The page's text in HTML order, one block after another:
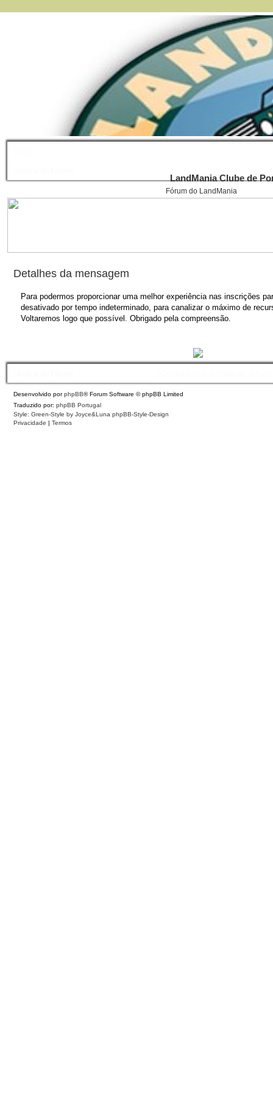
LandMania Clube de
Fórum do LandMania
Detalhes da mensagem
Para podermos proporcionar uma melhor experiência nas inscrições
desativado por tempo indeterminado, para canalizar o máximo de
Voltaremos logo que possível. Obrigado pela compreensão.
Desenvolvido porphpBB® Forum Software © phpBB Limited
Traduzido por: phpBB Portugal
Style: Green-Style by Joyce&Luna phpBB-Style-Design
Privacidade | Termos